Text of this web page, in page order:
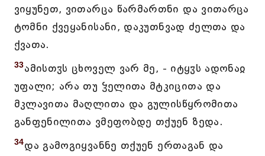
ვიყუნეთ, ვითარცა წარმართნი და ვითარცა
ტომნი ქვეყანისანი, დაკუთნვად ძელთა და
ქვათა.
33ამისთჳს ცხოველ ვარ მე, - იტყჳს ადონაჲ
უფალი; არა თუ ჴელითა მტკიცითა და
მკლავითა მაღლითა და გულისწყრომითა
განფენილითა ვმეფობდე თქუენ ზედა.
34და გამოგიყვანნე თქუენ ერთაგან და